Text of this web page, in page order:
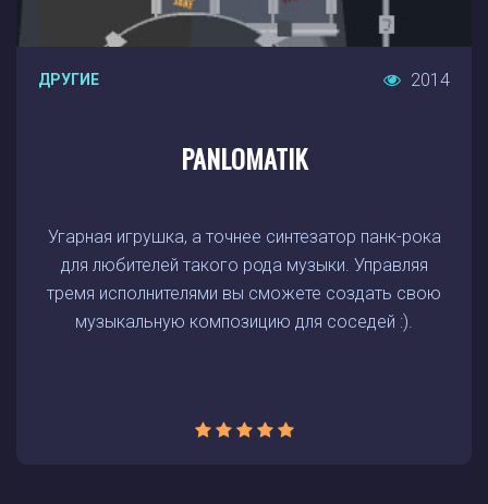
ДРУГИЕ 2014
PANLOMATIK
Угарная игрушка, а точнее синтезатор панк-рока
для любителей такого рода музыки. Управляя
тремя исполнителями вы сможете создать свою
музыкальную композицию для соседей :).